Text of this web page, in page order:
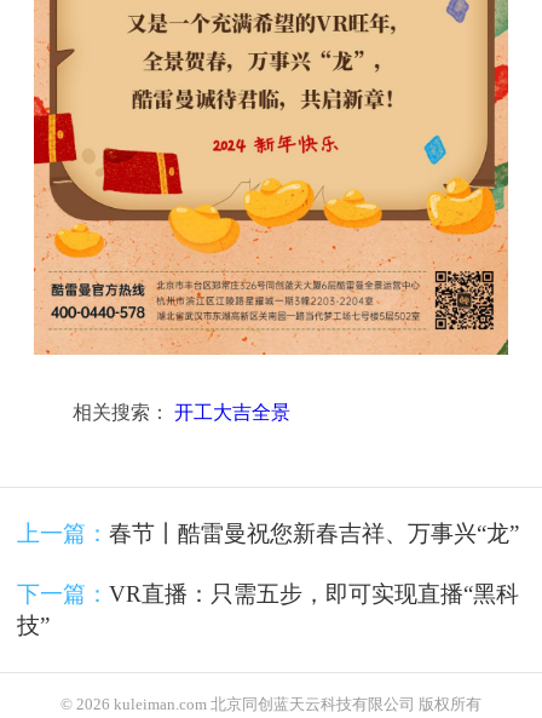
相关搜索： 开工大吉全景
上一篇： 春节丨酷雷曼祝您新春吉祥、万事兴“龙”
下一篇： VR直播：只需五步，即可实现直播“黑科
技”
© 2026 kuleiman.com 北京同创蓝天云科技有限公司 版权所有